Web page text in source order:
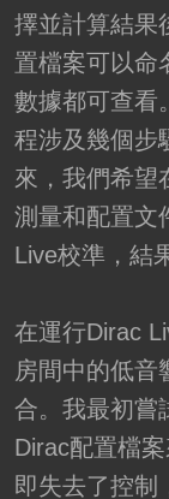
擇並計算結果
置檔案可以命
數據都可查看
程涉及幾個步
來，我們希望
測量和配置文
Live校準，結
在運行Dirac
房間中的低音
合。我最初嘗
Dirac配置檔
即失去了控制